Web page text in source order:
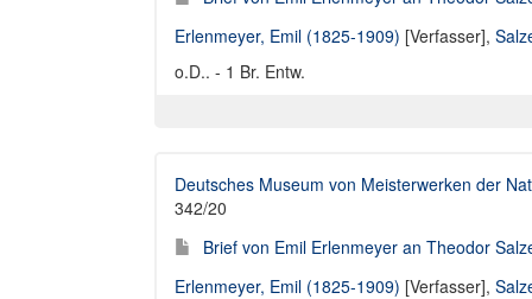
Erlenmeyer, Emil (1825-1909) [Verfasser],
o.D.. - 1 Br. Entw.
Deutsches Museum von Meisterwerken der
342/20
Brief von Emil Erlenmeyer an Theodor
Erlenmeyer, Emil (1825-1909) [Verfasser],